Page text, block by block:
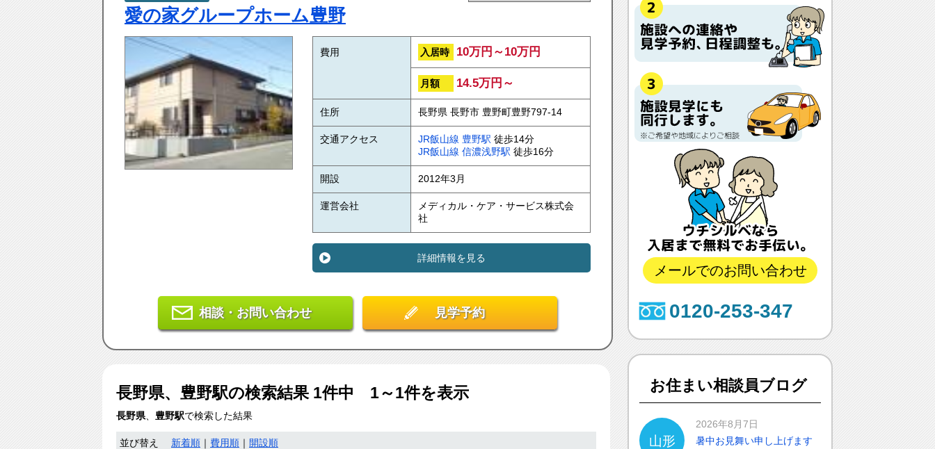
愛の家グループホーム豊野
費用 入居時 10万円～10万円
月額 14.5万円～
住所 長野県 長野市 豊野町豊野797-14
交通アクセス JR飯山線 豊野駅 徒歩14分
JR飯山線 信濃浅野駅 徒歩16分
開設 2012年3月
運営会社
メディカル・ケア・サービス株式会
社
詳細情報を見る
相談・お問い合わせ 見学予約
長野県、豊野駅の検索結果 1件中 1～1件を表示
長野県 豊野駅で検索した結果
並び替え 新着順 費用順 開設順
メールでのお問い合わせ
0120-253-347
お住まい相談員ブログ
山形
2026年8月7日
暑中お見舞い申し上げます